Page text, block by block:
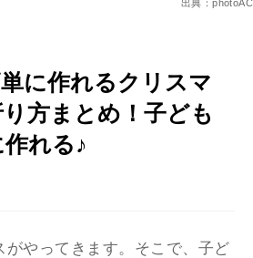
出典：photoAC
単に作れるクリスマ
方まとめ！子ども
れる♪
がやってきます。そこで、子ど